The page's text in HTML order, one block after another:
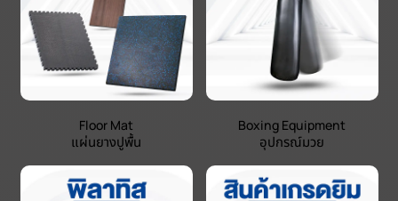
Floor Mat
แผ่นยางปูพื้น
Boxing Equipment
อุปกรณ์มวย